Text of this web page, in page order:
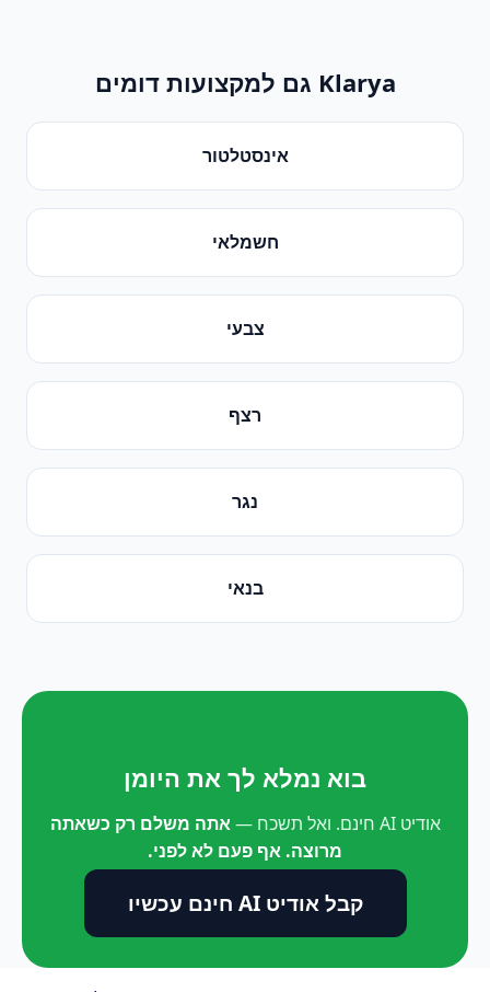
Klarya גם למקצועות דומים
אינסטלטור
חשמלאי
צבעי
רצף
נגר
בנאי
בוא נמלא לך את היומן
אודיט AI חינם. ואל תשכח —
אתה משלם רק כשאתה
מרוצה. אף פעם לא לפני.
קבל אודיט AI חינם עכשיו